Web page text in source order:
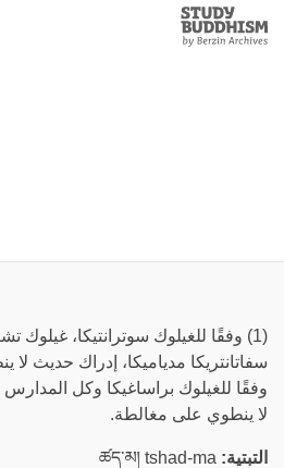
Study
Buddhism
(1) وفقًا للغيلوك سوترانتيكا، غيلوك
وفقًا للغيلوك براساغيكا وكل المدارس
لا ينطوي على مغالطة.
التبتية: